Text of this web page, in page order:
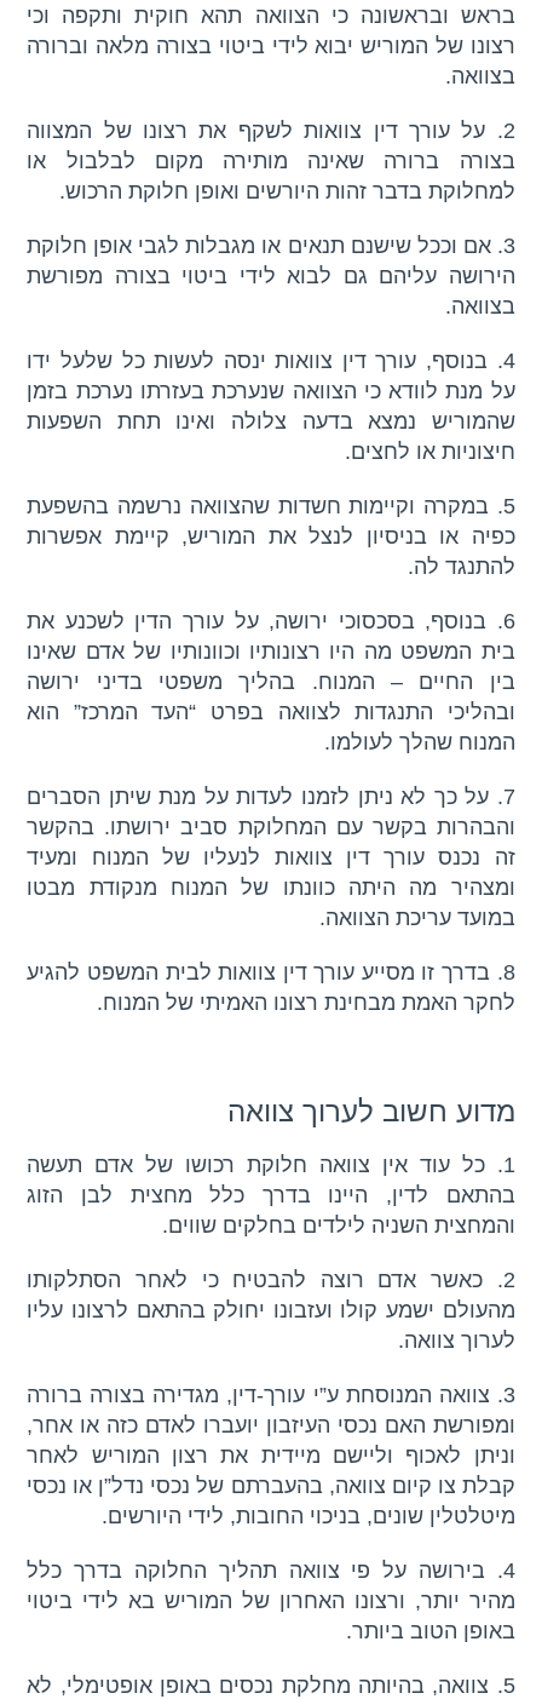
בראש ובראשונה כי הצוואה תהא חוקית ותקפה וכי
רצונו של המוריש יבוא לידי ביטוי בצורה מלאה וברורה
בצוואה.
2. על עורך דין צוואות לשקף את רצונו של המצווה
בצורה ברורה שאינה מותירה מקום לבלבול או
למחלוקת בדבר זהות היורשים ואופן חלוקת הרכוש.
3. אם וככל שישנם תנאים או מגבלות לגבי אופן חלוקת
הירושה עליהם גם לבוא לידי ביטוי בצורה מפורשת
בצוואה.
4. בנוסף, עורך דין צוואות ינסה לעשות כל שלעל ידו
על מנת לוודא כי הצוואה שנערכת בעזרתו נערכת בזמן
שהמוריש נמצא בדעה צלולה ואינו תחת השפעות
חיצוניות או לחצים.
5. במקרה וקיימות חשדות שהצוואה נרשמה בהשפעת
כפיה או בניסיון לנצל את המוריש, קיימת אפשרות
להתנגד לה.
6. בנוסף, בסכסוכי ירושה, על עורך הדין לשכנע את
בית המשפט מה היו רצונותיו וכוונותיו של אדם שאינו
בין החיים – המנוח. בהליך משפטי בדיני ירושה
ובהליכי התנגדות לצוואה בפרט “העד המרכז” הוא
המנוח שהלך לעולמו.
7. על כך לא ניתן לזמנו לעדות על מנת שיתן הסברים
והבהרות בקשר עם המחלוקת סביב ירושתו. בהקשר
זה נכנס עורך דין צוואות לנעליו של המנוח ומעיד
ומצהיר מה היתה כוונתו של המנוח מנקודת מבטו
במועד עריכת הצוואה.
8. בדרך זו מסייע עורך דין צוואות לבית המשפט להגיע
לחקר האמת מבחינת רצונו האמיתי של המנוח.
מדוע חשוב לערוך צוואה
1. כל עוד אין צוואה חלוקת רכושו של אדם תעשה
בהתאם לדין, היינו בדרך כלל מחצית לבן הזוג
והמחצית השניה לילדים בחלקים שווים.
2. כאשר אדם רוצה להבטיח כי לאחר הסתלקותו
מהעולם ישמע קולו ועזבונו יחולק בהתאם לרצונו עליו
לערוך צוואה.
3. צוואה המנוסחת ע”י עורך-דין, מגדירה בצורה ברורה
ומפורשת האם נכסי העיזבון יועברו לאדם כזה או אחר,
וניתן לאכוף וליישם מיידית את רצון המוריש לאחר
קבלת צו קיום צוואה, בהעברתם של נכסי נדל”ן או נכסי
מיטלטלין שונים, בניכוי החובות, לידי היורשים.
4. בירושה על פי צוואה תהליך החלוקה בדרך כלל
מהיר יותר, ורצונו האחרון של המוריש בא לידי ביטוי
באופן הטוב ביותר.
5. צוואה, בהיותה מחלקת נכסים באופן אופטימלי, לא